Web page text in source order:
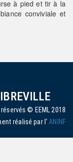
à pied et tir à la
conviviale et
© EEML 2018
réalisé par l'ANINF